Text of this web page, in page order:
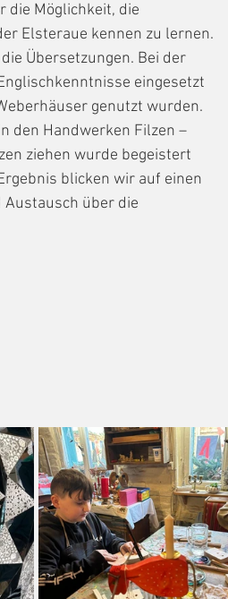
die Möglichkeit, die
Elsteraue kennen zu lernen.
Übersetzungen. Bei der
eingesetzt
genutzt wurden.
den Handwerken Filzen –
ziehen wurde begeistert
blicken wir auf einen
Austausch über die